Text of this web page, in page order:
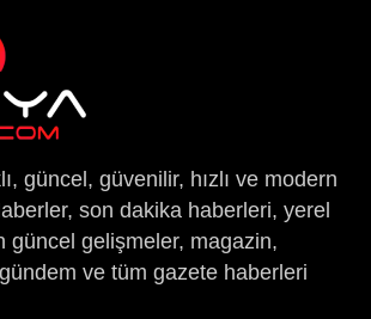
güncel, güvenilir, hızlı ve modern
son dakika haberleri, yerel
güncel gelişmeler, magazin,
ve tüm gazete haberleri